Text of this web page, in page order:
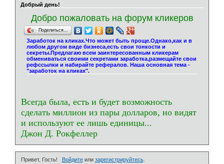
Добрый день!
Добро пожаловать на форум кликеров
Поделиться…
Заработок на кликах.Что может быть проще.Однако,как и в
любом другом виде бизнеса,есть свои тонкости и
секреты.Предлагаю всем заинтересованным кликерам
обмениваться своими секретами заработка,размещайте свои
рефссылки и набирайте рефералов. Наша основная тема -
"заработок на кликах".
Всегда была, есть и будет возможность
сделать миллион из пары долларов, но видят
и используют ее лишь единицы...
Джон Д. Рокфеллер
Привет, Гость! Войдитеили зарегистрируйтесь.